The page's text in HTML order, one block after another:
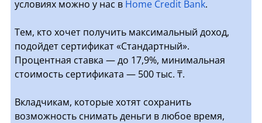
условиях можно у нас в Home Credit Bank.
Тем, кто хочет получить максимальный доход,
подойдет сертификат «Стандартный».
Процентная ставка — до 17,9%, минимальная
стоимость сертификата — 500 тыс. ₸.
Вкладчикам, которые хотят сохранить
возможность снимать деньги в любое время,